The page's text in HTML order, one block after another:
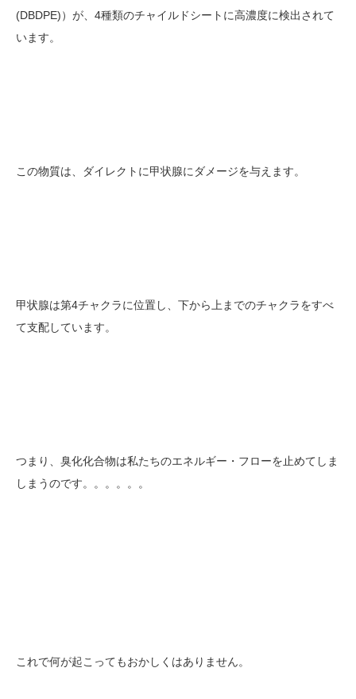
(DBDPE)）が、4種類のチャイルドシートに高濃度に検出されて
います。
この物質は、ダイレクトに甲状腺にダメージを与えます。
甲状腺は第4チャクラに位置し、下から上までのチャクラをすべ
て支配しています。
つまり、臭化化合物は私たちのエネルギー・フローを止めてしま
しまうのです。。。。。。
これで何が起こってもおかしくはありません。